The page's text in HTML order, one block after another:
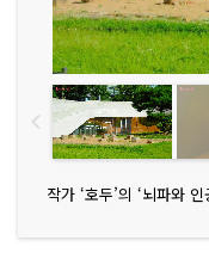
작가 ‘호두’의 ‘뇌파와